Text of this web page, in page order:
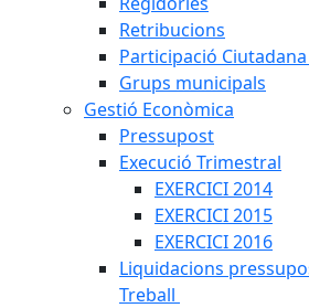
Retribucions
Participació Ciutadana
Grups municipals
Gestió Econòmica
Pressupost
Execució Trimestral
EXERCICI 2014
EXERCICI 2015
EXERCICI 2016
Liquidacions
Treball